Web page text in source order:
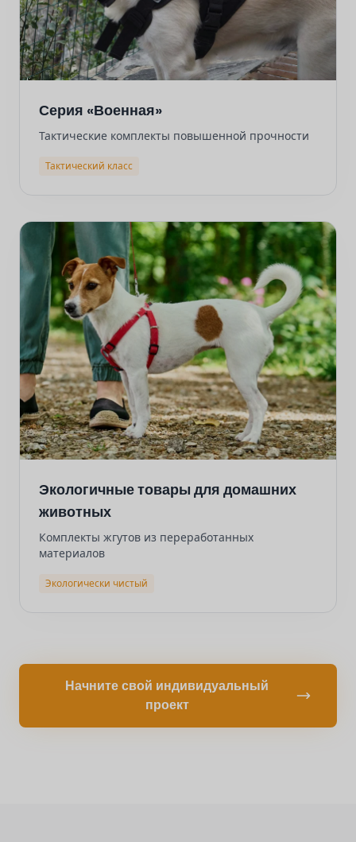
Серия «Военная»
Тактические комплекты повышенной прочности
Тактический класс
Экологичные товары для домашних
животных
Комплекты жгутов из переработанных
материалов
Экологически чистый
Начните свой индивидуальный
проект